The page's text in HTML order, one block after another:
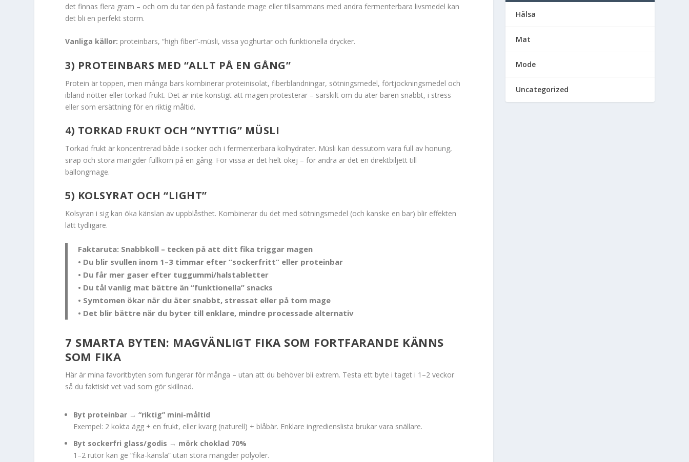
det finnas flera gram – och om du tar den på fastande mage eller tillsammans med andra fermenterbara livsmedel kan
det bli en perfekt storm.
Vanliga källor: proteinbars, “high fiber”-müsli, vissa yoghurtar och funktionella drycker.
3) PROTEINBARS MED “ALLT PÅ EN GÅNG”
Protein är toppen, men många bars kombinerar proteinisolat, fiberblandningar, sötningsmedel, förtjockningsmedel och
ibland nötter eller torkad frukt. Det är inte konstigt att magen protesterar – särskilt om du äter baren snabbt, i stress
eller som ersättning för en riktig måltid.
4) TORKAD FRUKT OCH “NYTTIG” MÜSLI
Torkad frukt är koncentrerad både i socker och i fermenterbara kolhydrater. Müsli kan dessutom vara full av honung,
sirap och stora mängder fullkorn på en gång. För vissa är det helt okej – för andra är det en direktbiljett till
ballongmage.
5) KOLSYRAT OCH “LIGHT”
Kolsyran i sig kan öka känslan av uppblåsthet. Kombinerar du det med sötningsmedel (och kanske en bar) blir effekten
lätt tydligare.
Faktaruta: Snabbkoll – tecken på att ditt fika triggar magen
• Du blir svullen inom 1–3 timmar efter “sockerfritt” eller proteinbar
• Du får mer gaser efter tuggummi/halstabletter
• Du tål vanlig mat bättre än “funktionella” snacks
• Symtomen ökar när du äter snabbt, stressat eller på tom mage
• Det blir bättre när du byter till enklare, mindre processade alternativ
7 SMARTA BYTEN: MAGVÄNLIGT FIKA SOM FORTFARANDE KÄNNS
SOM FIKA
Här är mina favoritbyten som fungerar för många – utan att du behöver bli extrem. Testa ett byte i taget i 1–2 veckor
så du faktiskt vet vad som gör skillnad.
Byt proteinbar → “riktig” mini-måltid
Exempel: 2 kokta ägg + en frukt, eller kvarg (naturell) + blåbär. Enklare ingredienslista brukar vara snällare.
Byt sockerfri glass/godis → mörk choklad 70%
1–2 rutor kan ge “fika-känsla” utan stora mängder polyoler.
Hälsa
Mat
Mode
Uncategorized